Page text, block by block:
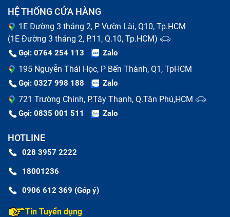
HỆ THỐNG CỬA HÀNG
1E Đường 3 tháng 2, P Vườn Lài, Q10, Tp.HCM
(1E Đường 3 tháng 2, P.11, Q.10, Tp.HCM)
Gọi: 0764 254 113 Zalo
195 Nguyễn Thái Học, P Bến Thành, Q1, TpHCM
Gọi: 0327 998 188 Zalo
721 Trường Chinh, P.Tây Thạnh, Q.Tân Phú,HCM
Gọi: 0835 001 511 Zalo
HOTLINE
028 3957 2222
18001236
0906 612 369 (Góp ý)
Tin Tuyển dụng